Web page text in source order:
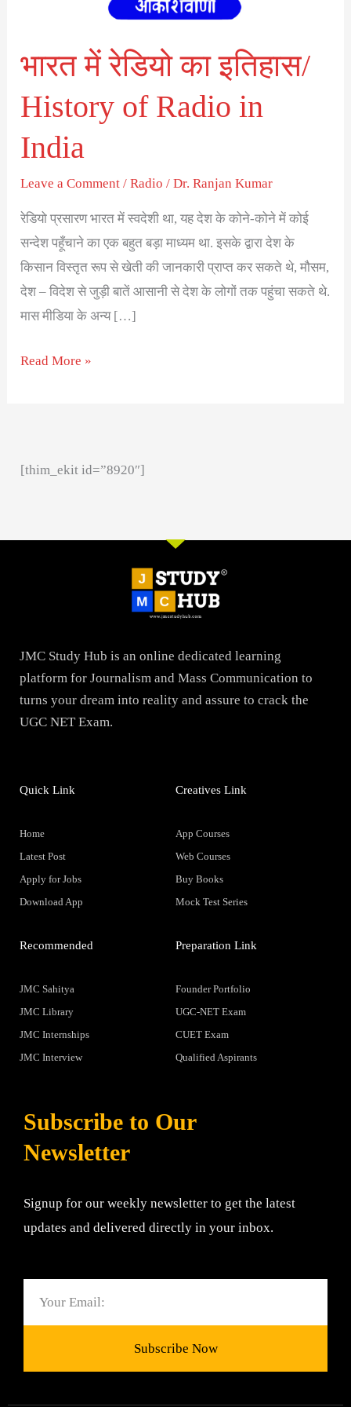
भारत में रेडियो का इतिहास/
History of Radio in
India
Leave a Comment /Radio /Dr. Ranjan Kumar
रेडियो प्रसारण भारत में स्वदेशी था, यह देश के कोने-कोने में कोई
सन्देश पहूँचाने का एक बहुत बड़ा माध्यम था. इसके द्वारा देश के
किसान विस्तृत रूप से खेती की जानकारी प्राप्त कर सकते थे, मौसम,
देश – विदेश से जुड़ी बातें आसानी से देश के लोगों तक पहुंचा सकते थे.
मास मीडिया के अन्य […]
in
India
Read More »
[thim_ekit id=”8920″]
JMC Study Hub is an online dedicated learning
platform for Journalism and Mass Communication to
turns your dream into reality and assure to crack the
UGC NET Exam.
Quick Link
Home
Latest Post
Apply for Jobs
Download App
Creatives Link
App Courses
Web Courses
Buy Books
Mock Test Series
Recommended
JMC Sahitya
JMC Library
JMC Internships
JMC Interview
Preparation Link
Founder Portfolio
UGC-NET Exam
CUET Exam
Qualified Aspirants
Subscribe to Our
Newsletter
Signup for our weekly newsletter to get the latest
updates and delivered directly in your inbox.
Subscribe Now